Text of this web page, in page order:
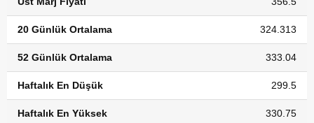
20 Günlük Ortalama 324.313
52 Günlük Ortalama 333.04
Haftalık En Düşük 299.5
Haftalık En Yüksek 330.75